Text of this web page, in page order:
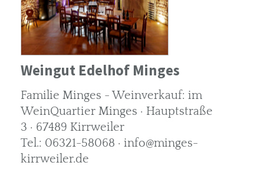
Weingut Edelhof Minges
Familie Minges - Weinverkauf: im
WeinQuartier Minges · Hauptstraße
3 · 67489 Kirrweiler
Tel.: 06321-58068 · info@minges-
kirrweiler.de